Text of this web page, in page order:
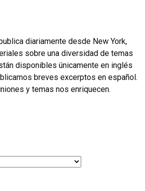
diariamente desde New York,
sobre una diversidad de temas
disponibles únicamente en inglés
breves excerptos en español.
y temas nos enriquecen.